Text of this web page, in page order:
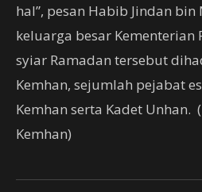
hal”, pesan Habib Jindan
keluarga besar Kementerian
syiar Ramadan tersebut
Kemhan, sejumlah pejabat
Kemhan serta Kadet Unhan.
Kemhan)